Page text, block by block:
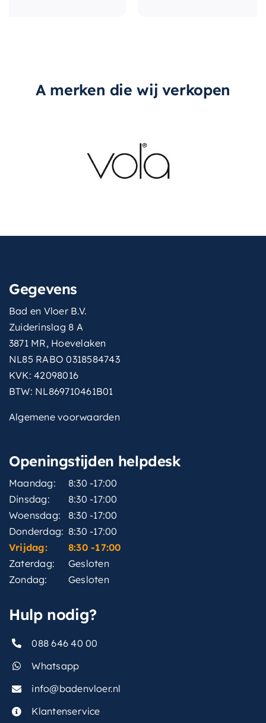
A merken die wij verkopen
Gegevens
Bad en Vloer B.V.
Zuiderinslag 8 A
3871 MR, Hoevelaken
NL85 RABO 0318584743
KVK: 42098016
BTW: NL869710461B01
Algemene voorwaarden
Openingstijden helpdesk
Maandag:
8:30 -17:00
Dinsdag:
8:30 -17:00
Woensdag:
8:30 -17:00
Donderdag: 8:30 -17:00
Vrijdag:
8:30 -17:00
Zaterdag:
Gesloten
Zondag:
Gesloten
Hulp nodig?
088 646 40 00
Whatsapp
info@badenvloer.nl
Klantenservice